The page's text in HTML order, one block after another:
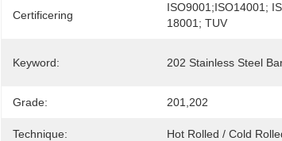
Certificering
ISO9001;ISO14001;
18001; TUV
Keyword: 202 Stainless Steel
Grade: 201,202
Technique: Hot Rolled / Cold